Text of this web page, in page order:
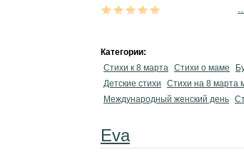
Категории:
Стихи к 8 марта Стихи о маме
Детские стихи
Стихи на 8 марта
Международный женский день
Eva